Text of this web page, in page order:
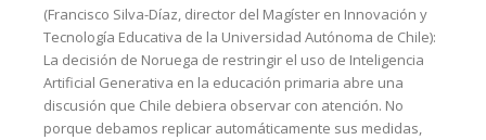
(Francisco Silva-Díaz, director del Magíster en Innovación y
Tecnología Educativa de la Universidad Autónoma de Chile):
La decisión de Noruega de restringir el uso de Inteligencia
Artificial Generativa en la educación primaria abre una
discusión que Chile debiera observar con atención. No
porque debamos replicar automáticamente sus medidas,